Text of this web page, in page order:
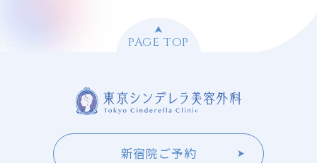
PAGE TOP
新宿院ご予約